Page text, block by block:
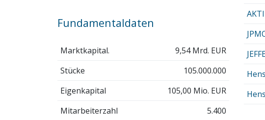
Fundamentaldaten
Marktkapital.
9,54 Mrd. EUR
Stücke
105.000.000
Eigenkapital
105,00 Mio. EUR
Mitarbeiterzahl
5.400